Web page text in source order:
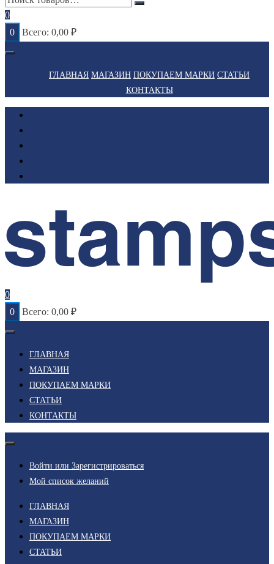
0
0
Всего: 0,00 ₽
ГЛАВНАЯ МАГАЗИН ПОКУПАЕМ МАРКИ СТАТЬИ
КОНТАКТЫ
0
0
Всего: 0,00 ₽
ГЛАВНАЯ
МАГАЗИН
ПОКУПАЕМ МАРКИ
СТАТЬИ
КОНТАКТЫ
Войти или Зарегистрироваться
Мой список желаний
ГЛАВНАЯ
МАГАЗИН
ПОКУПАЕМ МАРКИ
СТАТЬИ